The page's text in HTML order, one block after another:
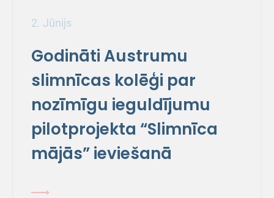
2. Jūnijs
Godināti Austrumu
slimnīcas kolēģi par
nozīmīgu ieguldījumu
pilotprojekta “Slimnīca
mājās” ieviešanā